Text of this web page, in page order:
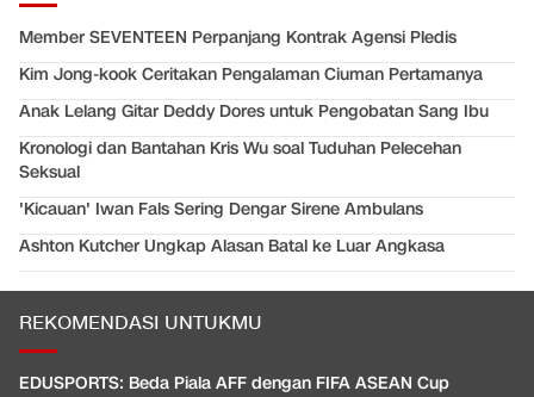
Member SEVENTEEN Perpanjang Kontrak Agensi Pledis
Kim Jong-kook Ceritakan Pengalaman Ciuman Pertamanya
Anak Lelang Gitar Deddy Dores untuk Pengobatan Sang Ibu
Kronologi dan Bantahan Kris Wu soal Tuduhan Pelecehan
Seksual
'Kicauan' Iwan Fals Sering Dengar Sirene Ambulans
Ashton Kutcher Ungkap Alasan Batal ke Luar Angkasa
REKOMENDASI UNTUKMU
EDUSPORTS: Beda Piala AFF dengan FIFA ASEAN Cup